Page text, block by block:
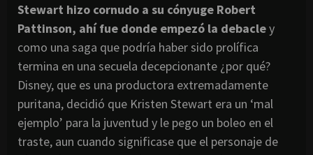
Stewart hizo cornudo a su cónyuge Robert
Pattinson, ahí fue donde empezó la debacley
como una saga que podría haber sido prolífica
termina en una secuela decepcionante ¿por qué?
Disney, que es una productora extremadamente
puritana, decidió que Kristen Stewart era un ‘mal
ejemplo’ para la juventud y le pego un boleo en el
traste, aun cuando significase que el personaje de